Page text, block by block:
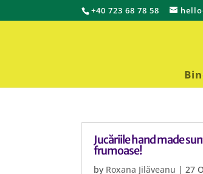
+40 723 68 78 58
Jucăriile hand made
frumoase!
by Roxana Jilăveanu |27